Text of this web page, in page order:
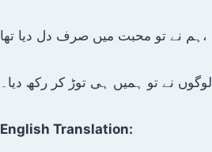
ہم نے تو محبت میں صرف دل دیا تھا،
لوگوں نے تو ہمیں ہی توڑ کر رکھ دیا۔
English Translation: